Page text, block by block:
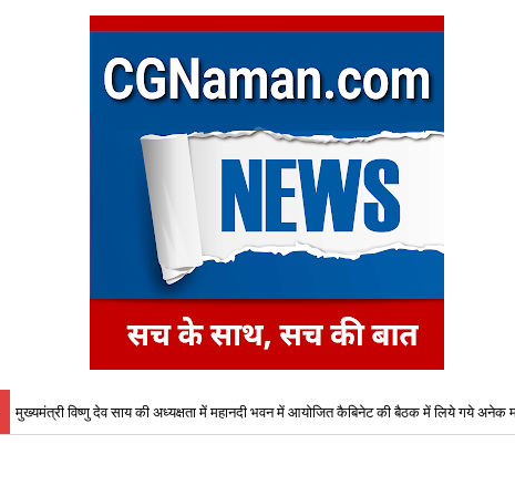
शैक्षणिक सत्र 2026-27 हेतु B-Tech (कृषि अभियांत्रिकी) एवं B-Tech-(खाद्य प्रौद्योगिकी)